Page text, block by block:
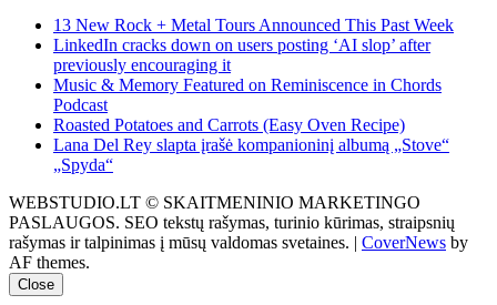
13 New Rock + Metal Tours Announced This Past Week
LinkedIn cracks down on users posting ‘AI slop’ after
previously encouraging it
Music & Memory Featured on Reminiscence in Chords
Podcast
Roasted Potatoes and Carrots (Easy Oven Recipe)
Lana Del Rey slapta įrašė kompanioninį albumą „Stove“
„Spyda“
WEBSTUDIO.LT © SKAITMENINIO MARKETINGO
PASLAUGOS. SEO tekstų rašymas, turinio kūrimas, straipsnių
rašymas ir talpinimas į mūsų valdomas svetaines. | CoverNews by
AF themes.
Close